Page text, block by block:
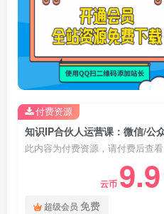
此内容为付费资源，请付费后查看
云币 9.9
超级会员 免费
付费资源